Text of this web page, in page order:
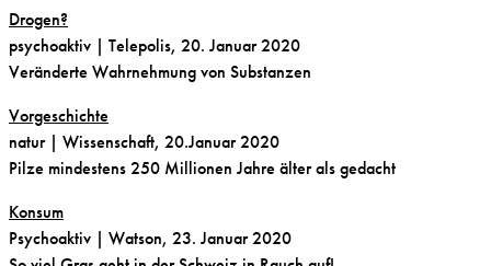
Drogen?
psychoaktiv | Telepolis, 20. Januar 2020
Veränderte Wahrnehmung von Substanzen
Vorgeschichte
natur | Wissenschaft, 20.Januar 2020
Pilze mindestens 250 Millionen Jahre älter als gedacht
Konsum
Psychoaktiv | Watson, 23. Januar 2020